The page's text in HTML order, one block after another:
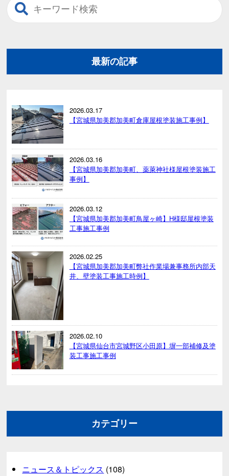
最新の記事
2026.03.17
【宮城県加美郡加美町倉庫屋根塗装施工事例】
2026.03.16
【宮城県加美郡加美町、薬萊神社様屋根塗装施工
事例】
2026.03.12
【宮城県加美郡加美町鳥屋ヶ崎】H様邸屋根塗装
工事施工事例
2026.02.25
【宮城県加美郡加美町弊社作業場兼事務所内部天
井、壁塗装工事施工時例】
2026.02.10
【宮城県仙台市宮城野区小田原】塀一部補修及塗
装工事施工事例
カテゴリー
ニュース＆トピックス (108)